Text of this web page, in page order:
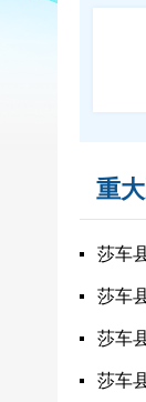
重
莎车
莎车
莎车
莎车